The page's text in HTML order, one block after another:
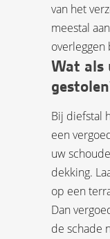
van het
meestal
overleggen
Wat als
Bij diefstal
een
uw
dekking.
op een
Dan
de schade